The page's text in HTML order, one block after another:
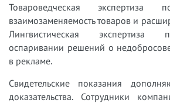
Товароведческая экспертиза
взаимозаменяемость товаров и
Лингвистическая экспертиза
оспаривании решений о
в рекламе.
Свидетельские показания
доказательства. Сотрудники